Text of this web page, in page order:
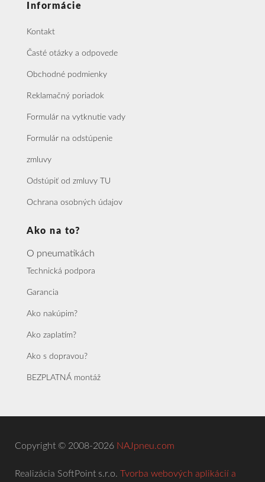
Informácie
Kontakt
Časté otázky a odpovede
Obchodné podmienky
Reklamačný poriadok
Formulár na vytknutie vady
Formulár na odstúpenie
zmluvy
Odstúpiť od zmluvy TU
Ochrana osobných údajov
Ako na to?
O pneumatikách
Technická podpora
Garancia
Ako nakúpim?
Ako zaplatím?
Ako s dopravou?
BEZPLATNÁ montáž
Copyright © 2008-2026 NAJpneu.com
Realizácia SoftPoint s.r.o. Tvorba webových aplikácií a